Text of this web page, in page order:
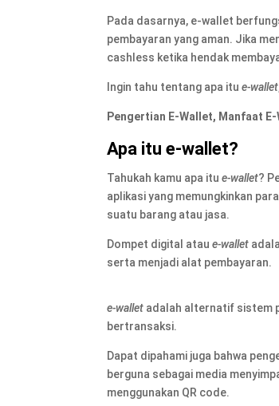
Pada dasarnya, e-wallet
pembayaran yang aman. Jika
cashless ketika hendak
Ingin tahu tentang apa itue-wallet
Pengertian E-Wallet, Manfaat
Apa itu e-wallet?
Tahukah kamu apa itue-wallet?
aplikasi yang memungkinkan
suatu barang atau jasa.
Dompet digital ataue-wallet
serta menjadi alat pembayaran.
e-wallet adalah alternatif sistem
bertransaksi.
Dapat dipahami juga bahwa
berguna sebagai media
menggunakan QR code.